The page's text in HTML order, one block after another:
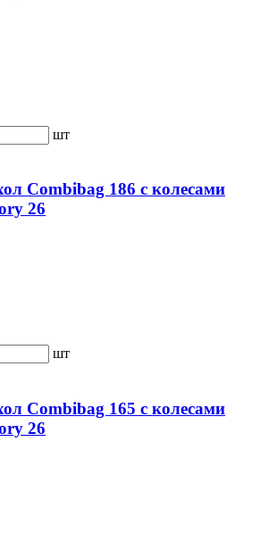
шт
Combibag 186 с колесами
26
шт
Combibag 165 с колесами
26